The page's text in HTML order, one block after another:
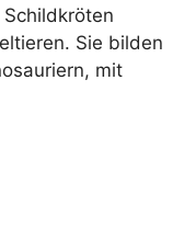
Sie bilden
mit